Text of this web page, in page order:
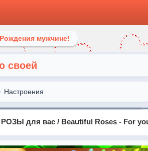
мужчине!
своей
Настроения
для вас / Beautiful Roses - For